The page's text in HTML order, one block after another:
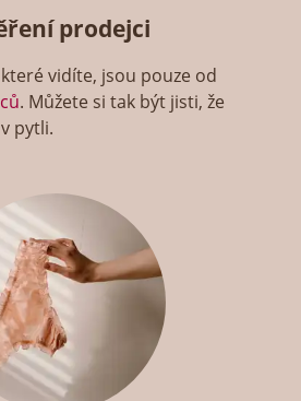
prodejci
vidíte, jsou pouze od
. Můžete si tak být jisti, že
pytli.